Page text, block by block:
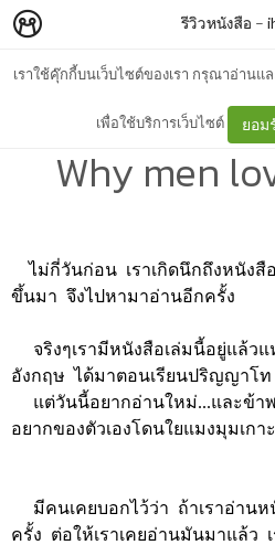
เราใช้คุ๊กกี้บนเว็บไซต์ของเรา กรุณาอ่านแ
เพื่อใช้บริการเว็บไซต์ ยอม
รีวิวหนังสือ –
สิ่งที่ได้จากกา
Why men
ไม่กี่วันก่อน เราเกิดนึกถึงหนังสือเ
ขึ้นมา จึงไปหามาอ่านอีกครั้ง
จริงๆเรามีหนังสือเล่มนี้อยู่แล้ว
อังกฤษ ได้มาตอนเรียนปริญญาโ
แต่วันนี้อยากอ่านใหม่...และข้าพ
อยากของตัวเองโดนใยแมงมุมเกา
มีคนเคยบอกไว้ว่า ถ้าเราอ่านห
ครั้ง ต่อให้เราเคยอ่านมันมาแล้ว